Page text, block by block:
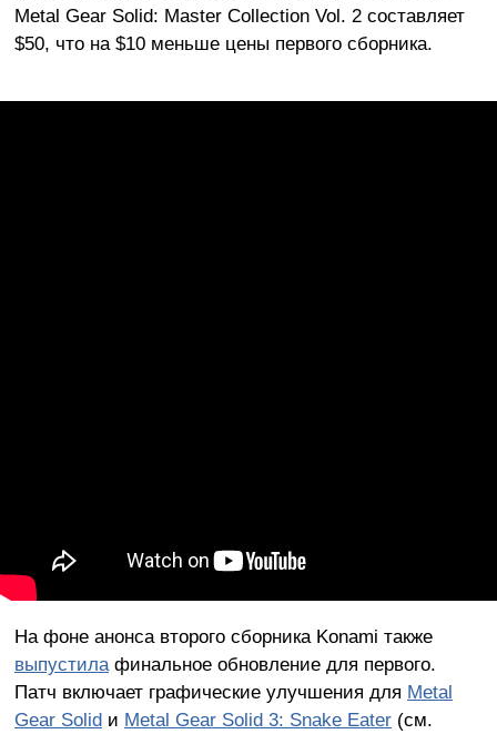
Metal Gear Solid: Master Collection Vol. 2 составляет
$50, что на $10 меньше цены первого сборника.
На фоне анонса второго сборника Konami также
выпустилафинальное обновление для первого.
Патч включает графические улучшения для Metal
Gear Solidи Metal Gear Solid 3: Snake Eater(см.